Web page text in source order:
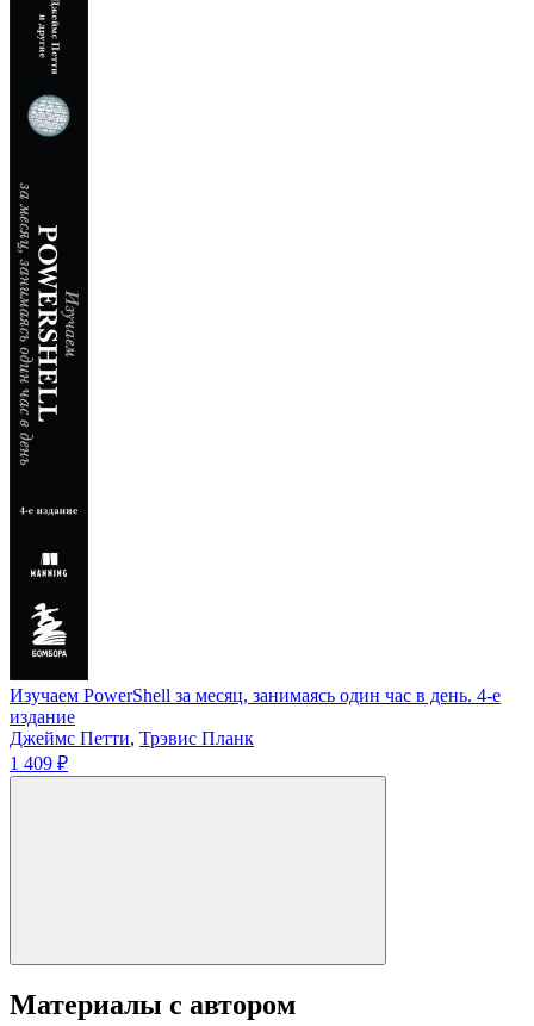
Изучаем PowerShell за месяц, занимаясь один час в день. 4-е
издание
Джеймс Петти, Трэвис Планк
1 409 ₽
Материалы с автором